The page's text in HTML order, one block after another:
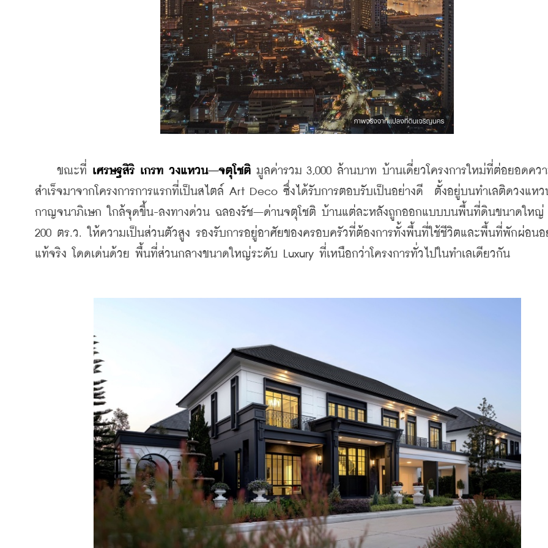
ขณะที่ เศรษฐสิริ เกรท วงแหวน–จตุโชติ มูลค่ารวม 3,000 ล้านบาท บ้านเดี่ยวโครงการใหม่ที่ต่อยอดคว
สำเร็จมาจากโครงการการแรกที่เป็นสไตล์ Art Deco ซึ่งได้รับการตอบรับเป็นอย่างดี  ตั้งอยู่บนทำเลติดวงแหว
กาญจนาภิเษก ใกล้จุดขึ้น-ลงทางด่วน ฉลองรัช–ด่านจตุโชติ บ้านแต่ละหลังถูกออกแบบบนพื้นที่ดินขนาดใหญ่
200 ตร.ว. ให้ความเป็นส่วนตัวสูง รองรับการอยู่อาศัยของครอบครัวที่ต้องการทั้งพื้นที่ใช้ชีวิตและพื้นที่พักผ่อนอ
แท้จริง โดดเด่นด้วย พื้นที่ส่วนกลางขนาดใหญ่ระดับ Luxury ที่เหนือกว่าโครงการทั่วไปในทำเลเดียวกัน